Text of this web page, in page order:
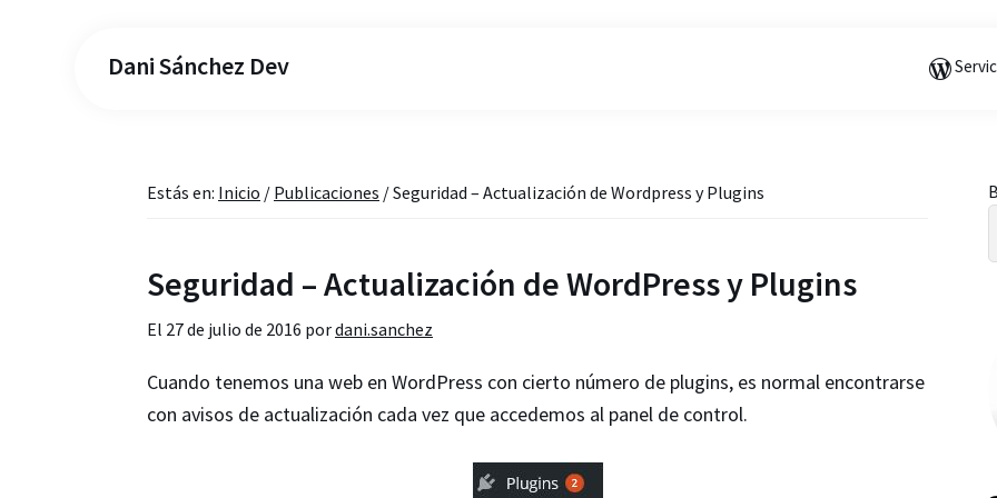
Dani Sánchez Dev
Estás en: Inicio / Publicaciones /Seguridad – Actualización de Wordpress y Plugins
Seguridad – Actualización de WordPress y Plugins
El 27 de julio de 2016 pordani.sanchez
Cuando tenemos una web en WordPress con cierto número de plugins, es normal encontrarse
con avisos de actualización cada vez que accedemos al panel de control.